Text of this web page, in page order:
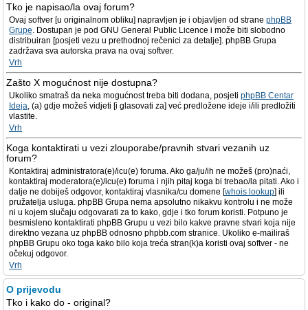
Tko je napisao/la ovaj forum?
Ovaj softver [u originalnom obliku] napravljen je i objavljen od strane phpBB
Grupe. Dostupan je pod GNU General Public Licence i može biti slobodno
distribuiran [posjeti vezu u prethodnoj rečenici za detalje]. phpBB Grupa
zadržava sva autorska prava na ovaj softver.
Vrh
Zašto X mogućnost nije dostupna?
Ukoliko smatraš da neka mogućnost treba biti dodana, posjeti phpBB Centar
Ideja, (a) gdje možeš vidjeti [i glasovati za] već predložene ideje i/ili predložiti
vlastite.
Vrh
Koga kontaktirati u vezi zlouporabe/pravnih stvari vezanih uz
forum?
Kontaktiraj administratora(e)/icu(e) foruma. Ako ga/ju/ih ne možeš (pro)naći,
kontaktiraj moderatora(e)/icu(e) foruma i njih pitaj koga bi trebao/la pitati. Ako i
dalje ne dobiješ odgovor, kontaktiraj vlasnika/cu domene [whois lookup] ili
pružatelja usluga. phpBB Grupa nema apsolutno nikakvu kontrolu i ne može
ni u kojem slučaju odgovarati za to kako, gdje i tko forum koristi. Potpuno je
besmisleno kontaktirati phpBB Grupu u vezi bilo kakve pravne stvari koja nije
direktno vezana uz phpBB odnosno phpbb.com stranice. Ukoliko e-mailiraš
phpBB Grupu oko toga kako bilo koja treća stran(k)a koristi ovaj softver - ne
očekuj odgovor.
Vrh
O prijevodu
Tko i kako do - original?